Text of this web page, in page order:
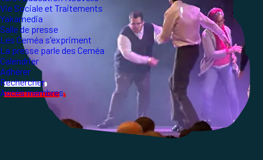
Vie Sociale et Traitements
Yakamedia
Salle de presse
Les Ceméa s'expriment
La presse parle des Ceméa
Calendrier
Adhérer
Rechercher
Accès membres